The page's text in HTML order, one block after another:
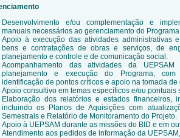
Desenvolvimento e/ou complementação e
manuais necessários ao gerenciamento do
Apoio à execução das atividades administrativas
bens e contratações de obras e serviços, de
planejamento e controle e de comunicação social.
Acompanhamento das atividades da
planejamento e execução do Programa, com
identificação de pontos críticos e apoio na tomada de
Apoio consultivo em temas específicos e/ou pontuais
Elaboração dos relatórios e estados financeiros,
incluindo os Planos de Aquisições com
Semestrais e Relatório de Monitoramento do Projeto.
Apoio à UEPSAM durante as missões do BID e em
Atendimento aos pedidos de informação da